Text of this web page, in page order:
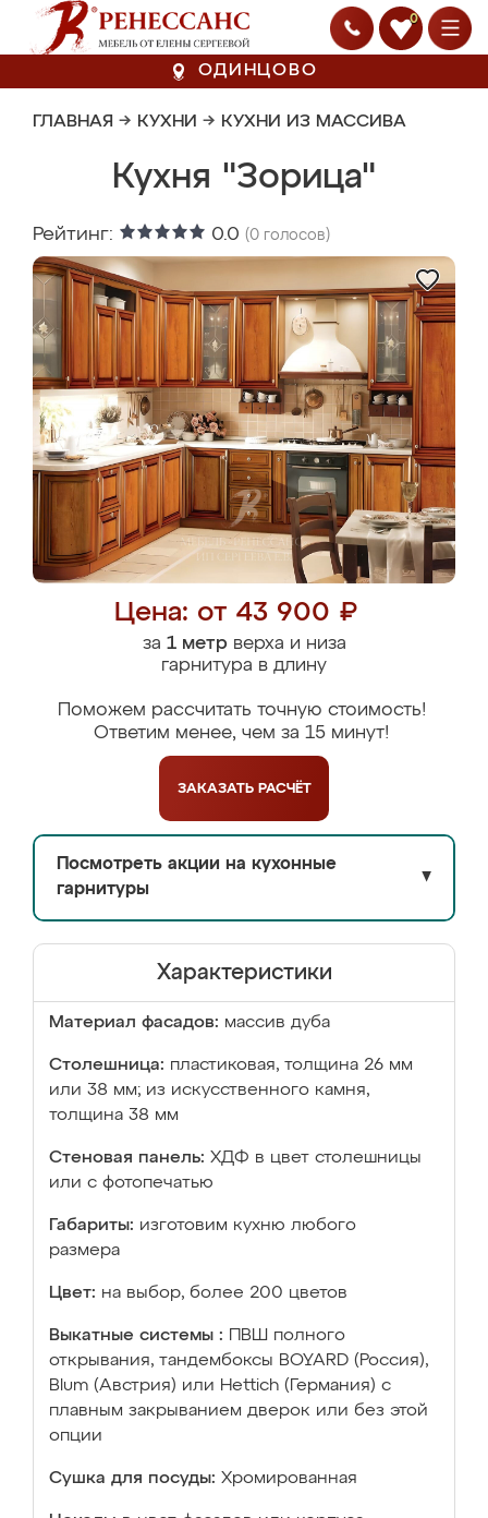
0
ОДИНЦОВО
ГЛАВНАЯ → КУХНИ → КУХНИ ИЗ МАССИВА
Кухня "Зорица"
Рейтинг: 0.0 (0 голосов)
Цена: от 43 900 ₽
за 1 метрверха и низа
гарнитура в длину
Поможем рассчитать точную стоимость!
Ответим менее, чем за 15 минут!
ЗАКАЗАТЬ РАСЧЁТ
Посмотреть акции на кухонные
гарнитуры
▼
Характеристики
Материал фасадов: массив дуба
Столешница: пластиковая, толщина 26 мм
или 38 мм; из искусственного камня,
толщина 38 мм
Стеновая панель: ХДФ в цвет столешницы
или с фотопечатью
Габариты: изготовим кухню любого
размера
Цвет: на выбор, более 200 цветов
Выкатные системы :
ПВШ полного
открывания, тандембоксы BOYARD (Россия),
Blum (Австрия) или Hettich (Германия) с
плавным закрыванием дверок или без этой
опции
Сушка для посуды: Хромированная